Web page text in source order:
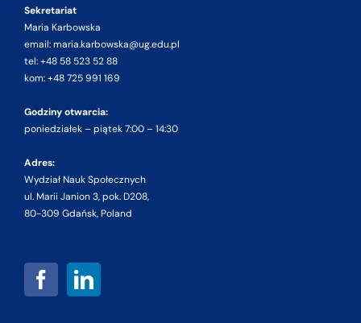
Sekretariat
Maria Karbowska
email: maria.karbowska@ug.edu.pl
tel: +48 58 523 52 88
kom: +48 725 991 169
Godziny otwarcia:
poniedziałek – piątek 7:00 – 14:30
Adres:
Wydział Nauk Społecznych
ul. Marii Janion 3, pok. D208,
80-309 Gdańsk, Poland